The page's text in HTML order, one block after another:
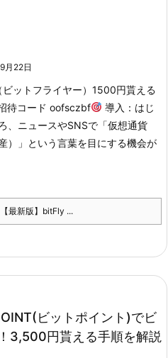
月22日
ットフライヤー） 1500円貰える
待コード oofsczbf
導入：はじ
、ニュースやSNSで「仮想通貨
産）」という言葉を目にする機会が
最新版】bitFly ...
ビットポイント)でビ
3,500円貰える手順を解説